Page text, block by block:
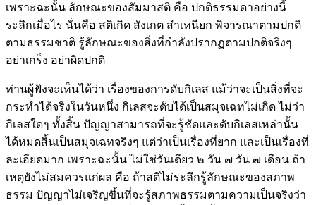
เพราะฉะนั้น ลักษณะของสัมมาสติ คือ ปกติธรรมดาอย่างนี้
ระลึกเมื่อไร นั่นคือ สติเกิด สังเกต สำเหนียก พิจารณาตามปกติ
ตามธรรมชาติ รู้ลักษณะของสิ่งที่กำลังปรากฏตามปกติจริงๆ
อย่าเกร็ง อย่าผิดปกติ
ท่านผู้ฟังจะเห็นได้ว่า เรื่องของการดับกิเลส แม้ว่าจะเป็นสิ่งที่จะ
กระทำได้จริงในวันหนึ่ง กิเลสจะดับได้เป็นสมุจเฉทไม่เกิด ไม่ว่า
กิเลสใดๆ ทั้งสิ้น ปัญญาสามารถที่จะรู้ชัดและดับกิเลสเหล่านั้น
ได้หมดสิ้นเป็นสมุจเฉทจริงๆ แต่ว่าเป็นเรื่องที่ยาก และเป็นเรื่องที่
ละเอียดมาก เพราะฉะนั้น ไม่ใช่วันเดียว ๒ วัน ๗ วัน ๗ เดือน ถ้า
เหตุยังไม่สมควรแก่ผล คือ ถ้าสติไม่ระลึกรู้ลักษณะของสภาพ
ธรรม ปัญญาไม่เจริญขึ้นที่จะรู้สภาพธรรมตามความเป็นจริงว่า